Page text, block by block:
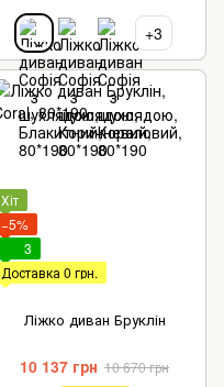
+3
Хіт
−5%
3
Доставка 0 грн.
Ліжко диван Бруклін
10 137 грн 10 670 грн